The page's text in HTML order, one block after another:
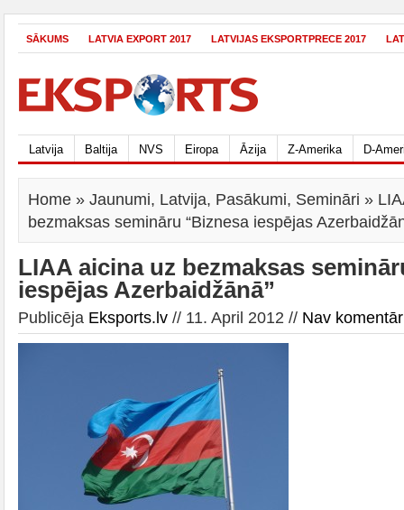
SĀKUMS LATVIA EXPORT 2017 LATVIJAS EKSPORTPRECE 2017
Latvija Baltija NVS Eiropa Āzija Z-Amerika D-
Home » Jaunumi, Latvija, Pasākumi, Semināri »
bezmaksas semināru “Biznesa iespējas
LIAA aicina uz bezmaksas
iespējas Azerbaidžānā”
Publicēja Eksports.lv // 11. April 2012 // Nav